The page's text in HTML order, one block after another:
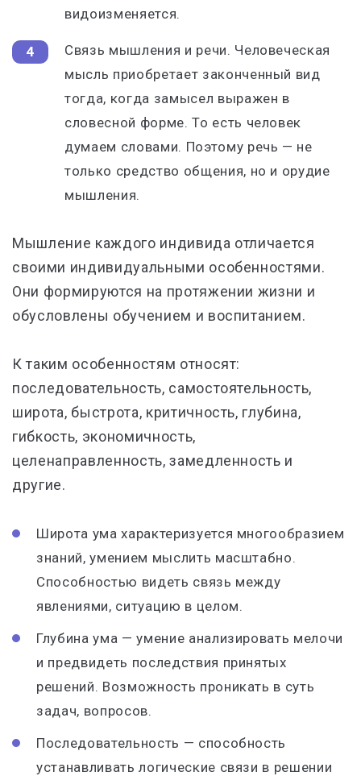
видоизменяется.
Связь мышления и речи. Человеческая
мысль приобретает законченный вид
тогда, когда замысел выражен в
словесной форме. То есть человек
думаем словами. Поэтому речь — не
только средство общения, но и орудие
мышления.
Мышление каждого индивида отличается
своими индивидуальными особенностями.
Они формируются на протяжении жизни и
обусловлены обучением и воспитанием.
К таким особенностям относят:
последовательность, самостоятельность,
широта, быстрота, критичность, глубина,
гибкость, экономичность,
целенаправленность, замедленность и
другие.
Широта ума характеризуется многообразием
знаний, умением мыслить масштабно.
Способностью видеть связь между
явлениями, ситуацию в целом.
Глубина ума — умение анализировать мелочи
и предвидеть последствия принятых
решений. Возможность проникать в суть
задач, вопросов.
Последовательность — способность
устанавливать логические связи в решении